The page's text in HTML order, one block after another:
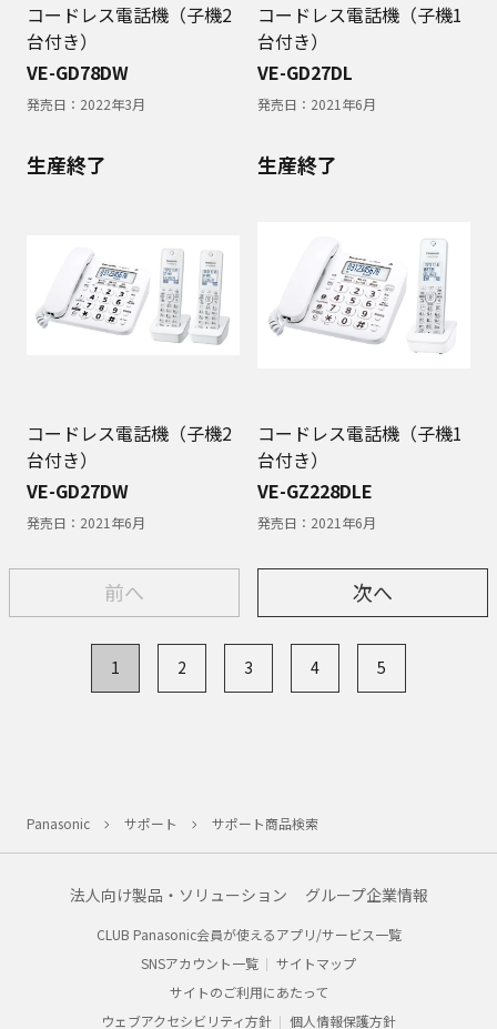
コードレス電話機（子機2
台付き）
VE-GD78DW
発売日： 2022年3月
コードレス電話機（子機1
台付き）
VE-GD27DL
発売日： 2021年6月
生産終了
コードレス電話機（子機2
台付き）
VE-GD27DW
発売日： 2021年6月
生産終了
コードレス電話機（子機1
台付き）
VE-GZ228DLE
発売日： 2021年6月
前へ
1 2 3 4 5
次へ
Panasonic サポート サポート商品検索
法人向け製品・ソリューション グループ企業情報
CLUB Panasonic会員が使えるアプリ/サービス一覧
SNSアカウント一覧
サイトマップ
サイトのご利用にあたって
ウェブアクセシビリティ方針
個人情報保護方針